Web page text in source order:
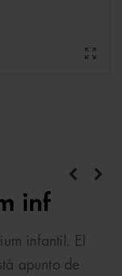
inf
infantil. El
apunto de